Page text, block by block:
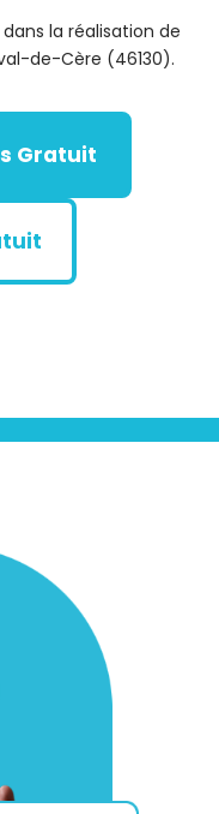
la réalisation de
de-Cère (46130).
Gratuit